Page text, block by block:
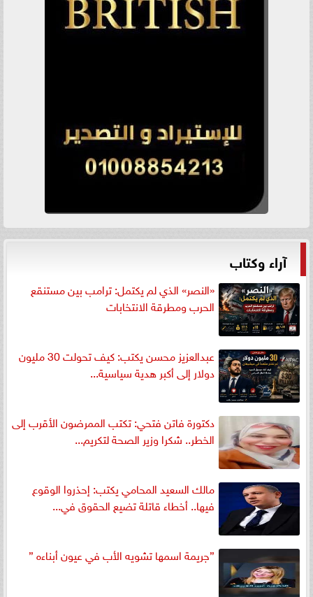
آراء وكتاب
«النصر» الذي لم يكتمل: ترامب بين مستنقع
الحرب ومطرقة الانتخابات
عبدالعزيز محسن يكتب: كيف تحولت 30 مليون
دولار إلى أكبر هدية سياسية...
دكتورة فاتن فتحي: تكتب الممرضون الأقرب إلى
الخطر.. شكرا وزير الصحة لتكريم...
مالك السعيد المحامي يكتب: إحذروا الوقوع
فيها.. أخطاء قاتلة تضيع الحقوق في...
”جريمة اسمها تشويه الأب في عيون أبناءه ”